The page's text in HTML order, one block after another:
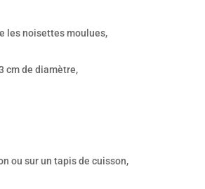
les noisettes moulues,
cm de diamètre,
ou sur un tapis de cuisson,